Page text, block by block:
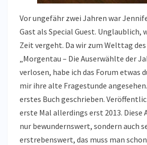
Vor ungefähr zwei Jahren war
Gast als Special Guest. Unglaublich,
Zeit vergeht. Da wir zum Welttag des
„Morgentau – Die Auserwählte der
verlosen, habe ich das Forum etwas
mir ihre alte Fragestunde
erstes Buch geschrieben.
erste Mal allerdings erst 2013. Diese
nur bewundernswert, sondern auch
erstrebenswert, das muss man